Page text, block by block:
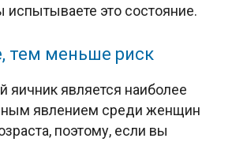
испытываете это состояние.
тем меньше риск
яичник является наиболее
явлением среди женщин
поэтому, если вы